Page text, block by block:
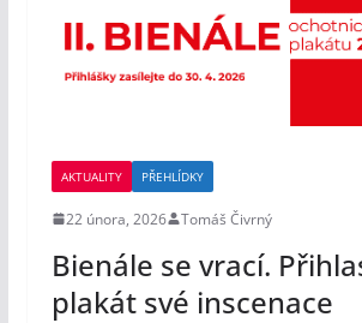
AKTUALITY PŘEHLÍDKY
22 února, 2026 Tomáš Čivrný
Bienále se vrací.
plakát své inscenace